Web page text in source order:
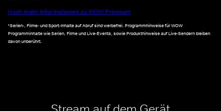
Noch mehr Informationen zu WOW Premium
*Serien-, Filme- und Sport-Inhalte auf Abruf sind werbefrei. Programmhinweise für WOW
Programminhalte wie Serien, Filme und Live-Events, sowie Produkthinweise auf Live-Sendern bleiben
davon unberührt.